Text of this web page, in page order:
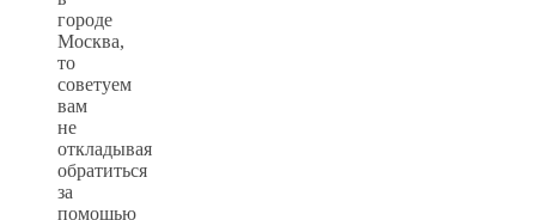
городе
Москва,
то
советуем
вам
не
откладывая
обратиться
за
помощью